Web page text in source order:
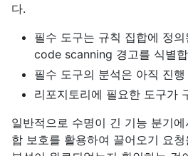
다.
필수 도구는 규칙 집합에 정
code scanning 경고를 식별
필수 도구의 분석은 아직 진행
리포지토리에 필요한 도구가
일반적으로 수명이 긴 기능 분기
합 보호를 활용하여 끌어오기 요